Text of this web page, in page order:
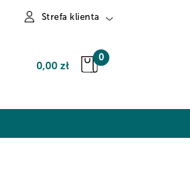
Strefa klienta
Zaloguj się
Zarejestruj się
0,00 zł
0